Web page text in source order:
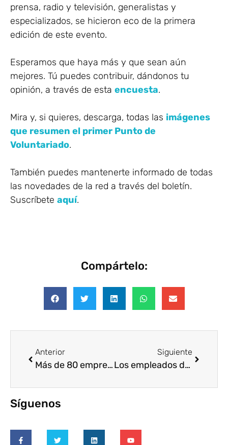
prensa, radio y televisión, generalistas y
especializados, se hicieron eco de la primera
edición de este evento.
Esperamos que haya más y que sean aún
mejores. Tú puedes contribuir, dándonos tu
opinión, a través de esta encuesta.
Mira y, si quieres, descarga, todas las imágenes
que resumen el primer Punto de
Voluntariado.
También puedes mantenerte informado de todas
las novedades de la red a través del boletín.
Suscríbete aquí.
Compártelo:
Anterior
Más de 80 empresas buscarán proyectos en #PuntoVoluntariado
Siguiente
Los empleados de Liberty Seguros apoyan el deporte adaptado e inclusivo
Síguenos